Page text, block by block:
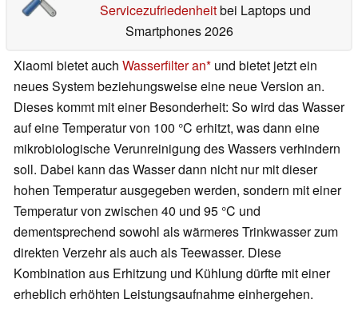
Servicezufriedenheitbei Laptops und
Smartphones 2026
Xiaomi bietet auch Wasserfilter an und bietet jetzt ein
neues System beziehungsweise eine neue Version an.
Dieses kommt mit einer Besonderheit: So wird das Wasser
auf eine Temperatur von 100 °C erhitzt, was dann eine
mikrobiologische Verunreinigung des Wassers verhindern
soll. Dabei kann das Wasser dann nicht nur mit dieser
hohen Temperatur ausgegeben werden, sondern mit einer
Temperatur von zwischen 40 und 95 °C und
dementsprechend sowohl als wärmeres Trinkwasser zum
direkten Verzehr als auch als Teewasser. Diese
Kombination aus Erhitzung und Kühlung dürfte mit einer
erheblich erhöhten Leistungsaufnahme einhergehen.